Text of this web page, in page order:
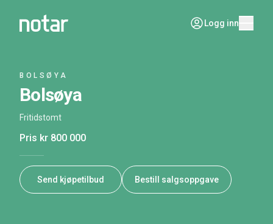
Logg inn
BOLSØYA
Bolsøya
Fritidstomt
Pris kr 800 000
Send kjøpetilbud Bestill salgsoppgave